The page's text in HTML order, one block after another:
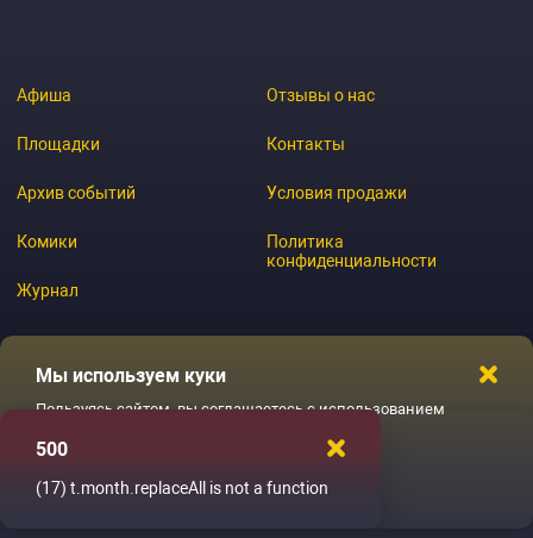
Афиша
Площадки
Архив событий
Комики
Журнал
Отзывы о нас
Контакты
Условия продажи
Политика
конфиденциальности
Мы используем куки
Пользуясь сайтом, вы соглашаетесь с использованием
Ладненько
500
(17) t.month.replaceAll is not a function